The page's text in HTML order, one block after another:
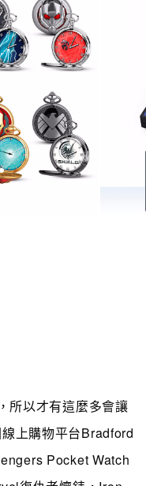
所以才有這麼多會讓
上購物平台Bradford
Pocket Watch